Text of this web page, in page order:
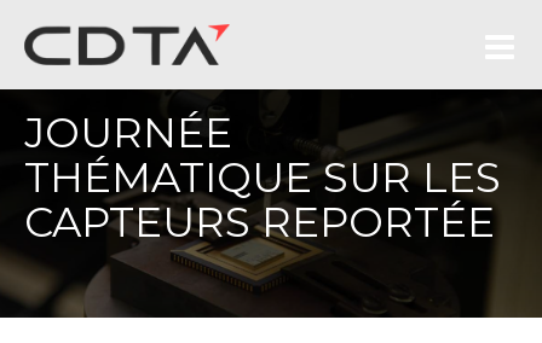
JOURNÉE
THÉMATIQUE SUR LES
CAPTEURS REPORTÉE